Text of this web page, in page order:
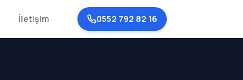
İletişim 0552 792 82 16